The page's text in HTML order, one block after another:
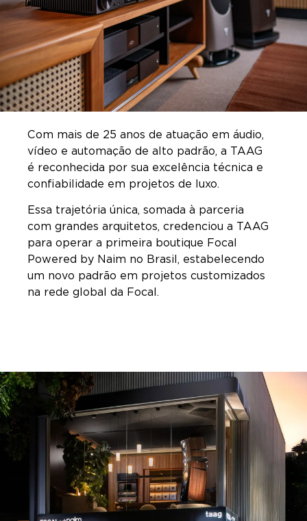
Com mais de 25 anos de atuação em áudio,
vídeo e automação de alto padrão, a TAAG
é reconhecida por sua excelência técnica e
confiabilidade em projetos de luxo.
Essa trajetória única, somada à parceria
com grandes arquitetos, credenciou a TAAG
para operar a primeira boutique Focal
Powered by Naim no Brasil, estabelecendo
um novo padrão em projetos customizados
na rede global da Focal.